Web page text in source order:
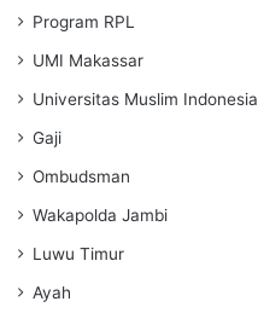
Program RPL
UMI Makassar
Universitas Muslim Indonesia
Gaji
Ombudsman
Wakapolda Jambi
Luwu Timur
Ayah